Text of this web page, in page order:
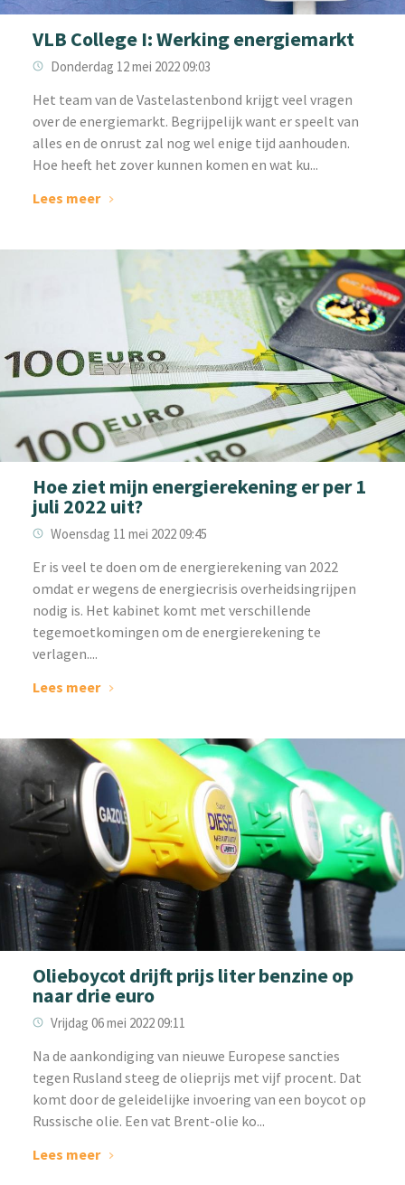
VLB College I: Werking energiemarkt
Donderdag 12 mei 2022 09:03
Het team van de Vastelastenbond krijgt veel vragen
over de energiemarkt. Begrijpelijk want er speelt van
alles en de onrust zal nog wel enige tijd aanhouden.
Hoe heeft het zover kunnen komen en wat ku...
Lees meer
Hoe ziet mijn energierekening er per 1
juli 2022 uit?
Woensdag 11 mei 2022 09:45
Er is veel te doen om de energierekening van 2022
omdat er wegens de energiecrisis overheidsingrijpen
nodig is. Het kabinet komt met verschillende
tegemoetkomingen om de energierekening te
verlagen....
Lees meer
Olieboycot drijft prijs liter benzine op
naar drie euro
Vrijdag 06 mei 2022 09:11
‌Na de aankondiging van nieuwe Europese sancties
tegen Rusland steeg de olieprijs met vijf procent. Dat
komt door de geleidelijke invoering van een boycot op
Russische olie. Een vat Brent-olie ko...
Lees meer